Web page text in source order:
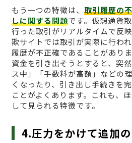
もう一つの特徴は、 取引履歴の
しに関する問題です。仮想通貨
行った取引がリアルタイムで反
欺サイトでは取引が実際に行わ
履歴が不正確であることがあり
資金を引き出そうとすると、突
ス中」「手数料が高額」などの
くなったり、引き出し手続きを
ことがよくあります。これも、
して見られる特徴です。
4.圧力をかけて追加